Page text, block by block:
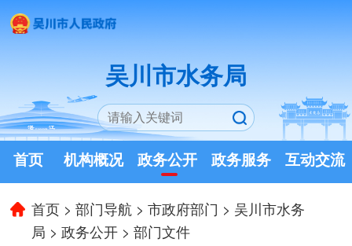
吴川市水务局
首页 机构概况 政务公开 政务服务 互动交流
首页 >部门导航 >市政府部门 > 吴川市水务
局 >政务公开 >部门文件